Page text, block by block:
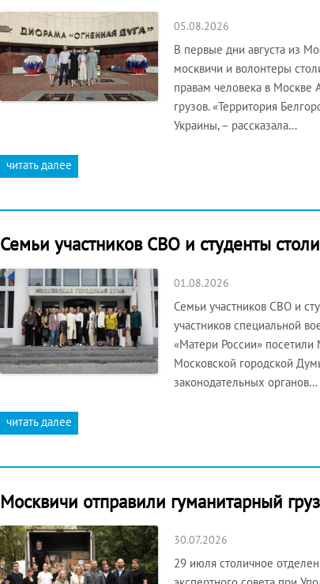
05.08.2026
В первые дни августа из
москвичи и волонтеры
правам человека в Москве
грузов. «Территория
Украины, – рассказала…
читать далее
Семьи участников СВО и студенты
01.08.2026
Семьи участников СВО и
участников специальной
«Матери России» посетили
Московской городской
законодательных органов…
читать далее
Москвичи отправили гуманитарный
30.07.2026
29 июля столичное